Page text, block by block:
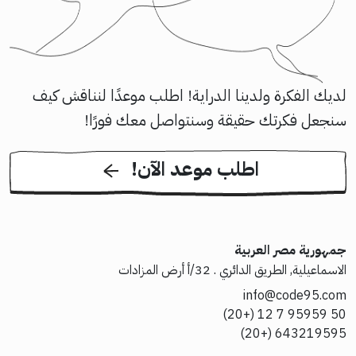
لديك الفكرة ولدينا الدراية! اطلب موعدًا لنناقش كيف
سنجعل فكرتك حقيقة وسنتواصل معك فورًا!
!اطلب موعد الآن
جمهورية مصر العربية
الاسماعيلية, الطريق الدائري . 32/أ أرض المزادات
info@code95.com
50 95959 7 12 (+20)
643219595 (+20)